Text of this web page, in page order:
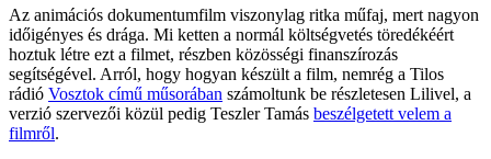
Az animációs dokumentumfilm viszonylag ritka műfaj, mert nagyon
időigényes és drága. Mi ketten a normál költségvetés töredékéért
hoztuk létre ezt a filmet, részben közösségi finanszírozás
segítségével. Arról, hogy hogyan készült a film, nemrég a Tilos
rádió Vosztok című műsorában számoltunk be részletesen Lilivel, a
verzió szervezői közül pedig Teszler Tamás beszélgetett velem a
filmről.